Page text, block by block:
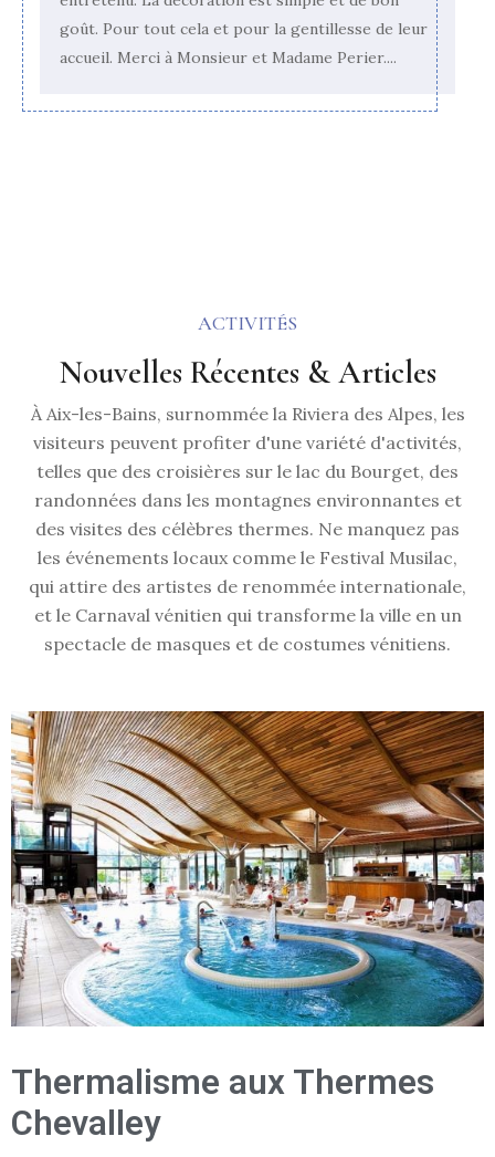
goût. Pour tout cela et pour la gentillesse de leur
accueil. Merci à Monsieur et Madame Perier....
ACTIVITÉS
Nouvelles Récentes & Articles
À Aix-les-Bains, surnommée la Riviera des Alpes, les
visiteurs peuvent profiter d'une variété d'activités,
telles que des croisières sur le lac du Bourget, des
randonnées dans les montagnes environnantes et
des visites des célèbres thermes. Ne manquez pas
les événements locaux comme le Festival Musilac,
qui attire des artistes de renommée internationale,
et le Carnaval vénitien qui transforme la ville en un
spectacle de masques et de costumes vénitiens.
Thermalisme aux Thermes
Chevalley